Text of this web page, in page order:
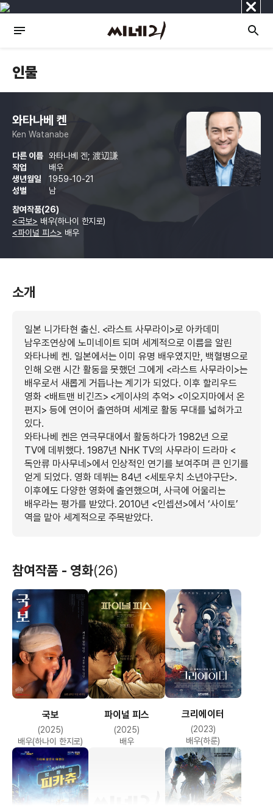
닫
기
인물
와타나베 켄
Ken Watanabe
다른 이름 와타나베 겐; 渡辺謙
직업
배우
생년월일
1959-10-21
성별
남
참여작품(26)
<국보> 배우(하나이 한지로)
<파이널 피스> 배우
소개
일본 니가타현 출신. <라스트 사무라이>로 아카데미
남우조연상에 노미네이트 되며 세계적으로 이름을 알린
와타나베 켄. 일본에서는 이미 유명 배우였지만, 백혈병으로
인해 오랜 시간 활동을 못했던 그에게 <라스트 사무라이>는
배우로서 새롭게 거듭나는 계기가 되었다. 이후 할리우드
영화 <배트맨 비긴즈> <게이샤의 추억> <이오지마에서 온
편지> 등에 연이어 출연하며 세계로 활동 무대를 넓혀가고
있다.
와타나베 켄은 연극무대에서 활동하다가 1982년 으로
TV에 데뷔했다. 1987년 NHK TV의 사무라이 드라마 <
독안류 마사무네>에서 인상적인 연기를 보여주며 큰 인기를
얻게 되었다. 영화 데뷔는 84년 <세토우치 소년야구단>.
이후에도 다양한 영화에 출연했으며, 사극에 어울리는
배우라는 평가를 받았다. 2010년 <인셉션>에서 ‘사이토’
역을 맡아 세계적으로 주목받았다.
참여작품 - 영화(26)
국보
(2025)
배우(하나이 한지로)
파이널 피스
(2025)
배우
크리에이터
(2023)
배우(하룬)